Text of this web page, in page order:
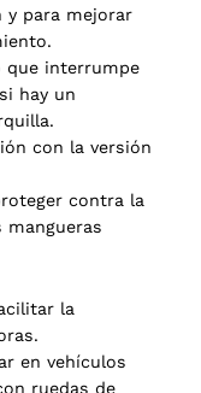
y para mejorar
que interrumpe
hay un
con la versión
contra la
mangueras
la
en vehículos
ruedas de